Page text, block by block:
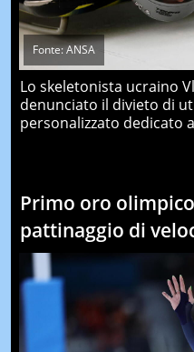
Fonte: ANSA
Lo skeletonista ucraino
denunciato il divieto di
personalizzato dedicato
Primo oro
pattinaggio di